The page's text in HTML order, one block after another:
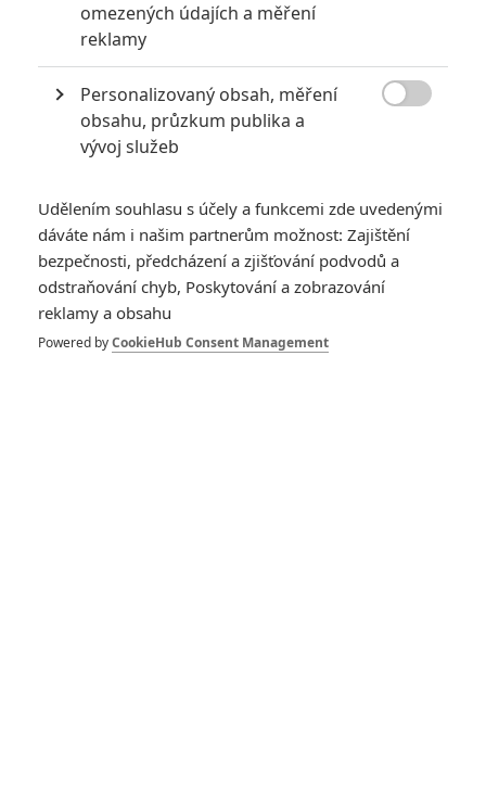
POSLEDNÍ KOMENTOVANÉ
ČLÁNEK | 01.08.2026 16:40
Marvel nečekaně zrušil již schválené pokračování
拆彈專家
1 ČLÁNEK | 30.07.2026 20:14
Děti krve a kostí: Regulérní trailer představuje akční fantasy
dobrodružství s vůní Afriky
Spider-Man: Zbrusu nový den – Podle recenzí máme čekat
omezených údajích a měření
reklamy
Personalizovaný obsah, měření
obsahu, průzkum publika a
vývoj služeb
Udělením souhlasu s účely a funkcemi zde uvedenými
dáváte nám i našim partnerům možnost: Zajištění
bezpečnosti, předcházení a zjišťování podvodů a
odstraňování chyb, Poskytování a zobrazování
reklamy a obsahu
Powered byCookieHub Consent Management